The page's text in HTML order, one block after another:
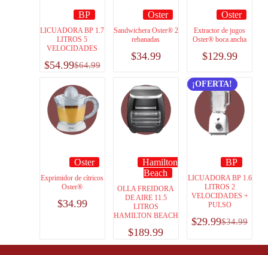
BP
LICUADORA BP 1.7
LITROS 5
VELOCIDADES
$64.99
$54.99
Oster
Sandwichera Oster® 2
rebanadas
$34.99
Oster
Extractor de jugos
Oster® boca ancha
$129.99
Oster
Exprimidor de cítricos
Oster®
$34.99
Hamilton
Beach
OLLA FREIDORA
DE AIRE 11.5
LITROS
HAMILTON BEACH
$189.99
¡OFERTA!
BP
LICUADORA BP 1.6
LITROS 2
VELOCIDADES +
PULSO
$34.99
$29.99